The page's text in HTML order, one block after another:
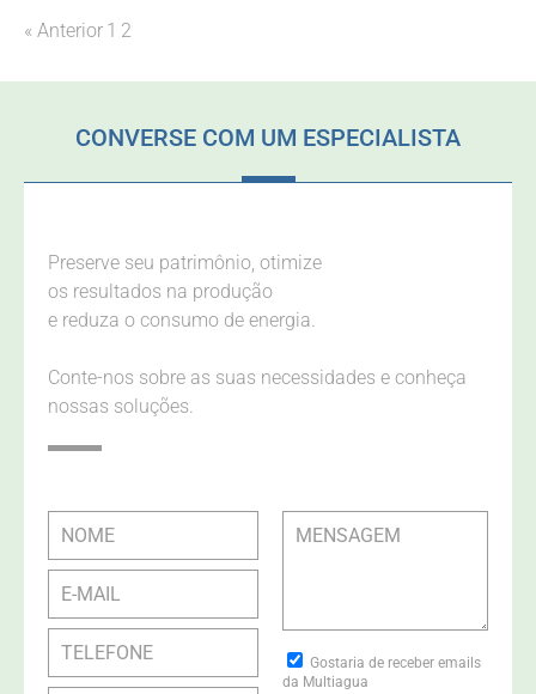
« Anterior 1 2
CONVERSE COM UM ESPECIALISTA
Preserve seu patrimônio, otimize
os resultados na produção
e reduza o consumo de energia.
Conte-nos sobre as suas necessidades e conheça
nossas soluções.
Gostaria de receber emails
da Multiagua